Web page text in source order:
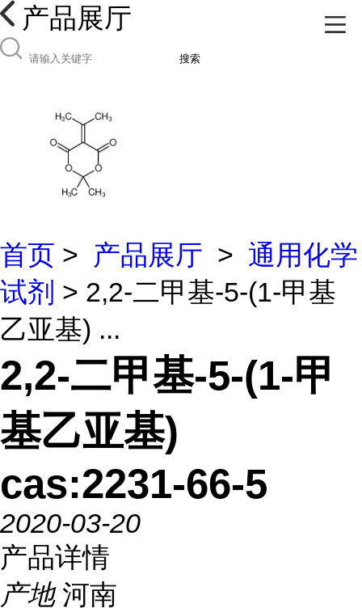
产品展厅
搜索
首页 > 产品展厅 > 通用化学
试剂 > 2,2-二甲基-5-(1-甲基
乙亚基) ...
2,2-二甲基-5-(1-甲
基乙亚基)
cas:2231-66-5
2020-03-20
产品详情
产地 河南